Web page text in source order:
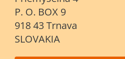
P. O. BOX 9
918 43 Trnava
SLOVAKIA